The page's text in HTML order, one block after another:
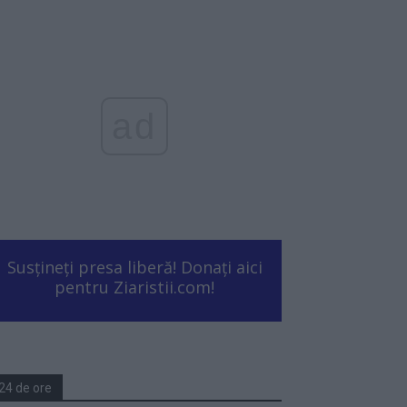
Susțineți presa liberă! Donați aici
pentru Ziaristii.com!
24 de ore